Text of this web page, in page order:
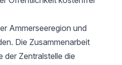
Ammerseeregion und
Die Zusammenarbeit
der Zentralstelle die